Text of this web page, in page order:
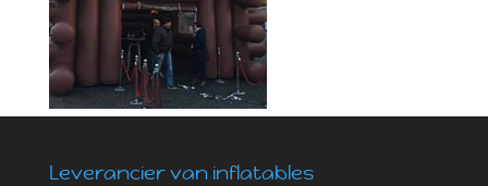
Leverancier van inflatables